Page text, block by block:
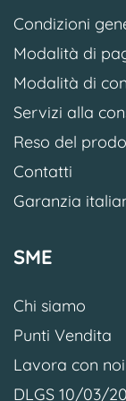
Condizioni
Modalità di
Modalità di
Servizi alla
Reso del
Contatti
Garanzia
SME
Chi siamo
Punti Vendita
Lavora con noi
DLGS 10/03/